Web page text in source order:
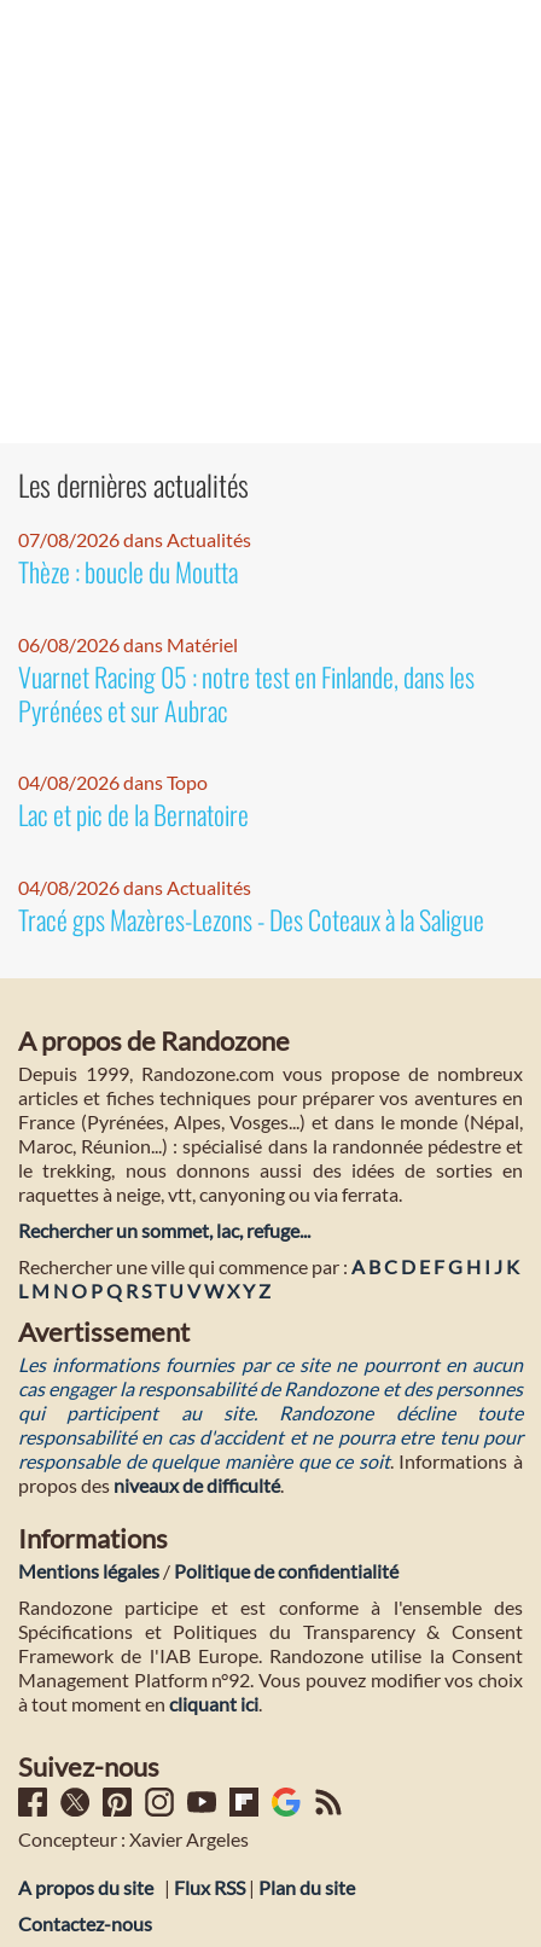
Les dernières actualités
07/08/2026 dans Actualités
Thèze : boucle du Moutta
06/08/2026 dans Matériel
Vuarnet Racing 05 : notre test en Finlande, dans les
Pyrénées et sur Aubrac
04/08/2026 dans Topo
Lac et pic de la Bernatoire
04/08/2026 dans Actualités
Tracé gps Mazères-Lezons - Des Coteaux à la Saligue
A propos de Randozone
Depuis 1999, Randozone.com vous propose de nombreux
articles et fiches techniques pour préparer vos aventures en
France (Pyrénées, Alpes, Vosges...) et dans le monde (Népal,
Maroc, Réunion...) : spécialisé dans la randonnée pédestre et
le trekking, nous donnons aussi des idées de sorties en
raquettes à neige, vtt, canyoning ou via ferrata.
Rechercher un sommet, lac, refuge...
Rechercher une ville qui commence par : A BC D E FG H I J K
L M NO PQ RST U VWXYZ
Avertissement
Les informations fournies par ce site ne pourront en aucun
cas engager la responsabilité de Randozone et des personnes
qui participent au site. Randozone décline toute
responsabilité en cas d'accident et ne pourra etre tenu pour
responsable de quelque manière que ce soit. Informations à
propos des niveaux de difficulté.
Informations
Mentions légales / Politique de confidentialité
Randozone participe et est conforme à l'ensemble des
Spécifications et Politiques du Transparency & Consent
Framework de l'IAB Europe. Randozone utilise la Consent
Management Platform n°92. Vous pouvez modifier vos choix
à tout moment en cliquant ici.
Suivez-nous
Concepteur : Xavier Argeles
A propos du site | Flux RSS| Plan du site
Contactez-nous